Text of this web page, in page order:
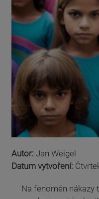
Autor: Jan Weigel
Datum vytvoření:
Na fenomén nákazy